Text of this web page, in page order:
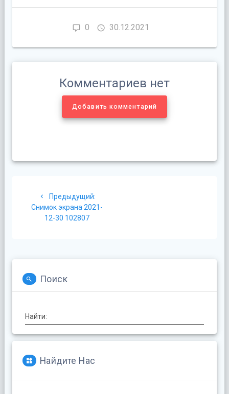
0 30.12.2021
Комментариев нет
Добавить комментарий
по
Предыдущий:
запись:
Снимок экрана 2021-
12-30 102807
Поиск
Найти:
Найдите Нас